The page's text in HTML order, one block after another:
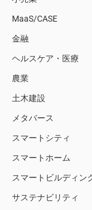
MaaS/CASE
金融
ヘルスケア・医療
農業
土木建設
メタバース
スマートシティ
スマートホーム
スマートビルディン
サステナビリティ